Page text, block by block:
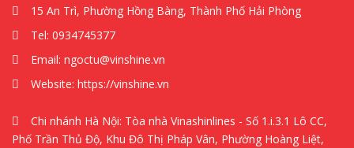
15 An Trì, Phường Hồng Bàng, Thành Phố Hải Phòng
Tel: 0934745377
Email: ngoctu@vinshine.vn
Website: https://vinshine.vn
Chi nhánh Hà Nội: Tòa nhà Vinashinlines - Số 1.i.3.1 Lô CC,
Phố Trần Thủ Độ, Khu Đô Thị Pháp Vân, Phường Hoàng Liệt,